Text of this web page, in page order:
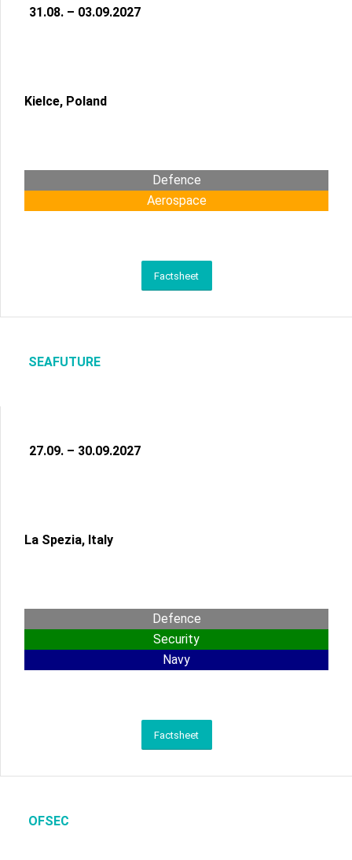
31.08. – 03.09.2027
Kielce, Poland
Defence
Aerospace
Factsheet
SEAFUTURE
27.09. – 30.09.2027
La Spezia, Italy
Defence
Security
Navy
Factsheet
OFSEC